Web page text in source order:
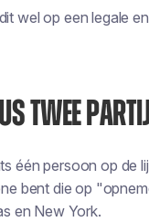
wel op een legale
TWEE
één persoon op de
bent die op
en New York.